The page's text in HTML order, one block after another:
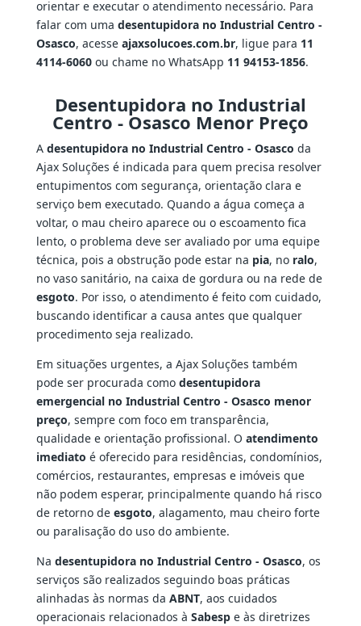
orientar e executar o atendimento necessário. Para
falar com uma desentupidora no Industrial Centro -
Osasco, acesse ajaxsolucoes.com.br, ligue para 11
4114-6060ou chame no WhatsApp 11 94153-1856.
Desentupidora no Industrial
Centro - Osasco Menor Preço
A desentupidora no Industrial Centro - Osasco da
Ajax Soluções é indicada para quem precisa resolver
entupimentos com segurança, orientação clara e
serviço bem executado. Quando a água começa a
voltar, o mau cheiro aparece ou o escoamento fica
lento, o problema deve ser avaliado por uma equipe
técnica, pois a obstrução pode estar na pia, no ralo,
no vaso sanitário, na caixa de gordura ou na rede de
esgoto. Por isso, o atendimento é feito com cuidado,
buscando identificar a causa antes que qualquer
procedimento seja realizado.
Em situações urgentes, a Ajax Soluções também
pode ser procurada como desentupidora
emergencial no Industrial Centro - Osasco menor
preço, sempre com foco em transparência,
qualidade e orientação profissional. O atendimento
imediato é oferecido para residências, condomínios,
comércios, restaurantes, empresas e imóveis que
não podem esperar, principalmente quando há risco
de retorno de esgoto, alagamento, mau cheiro forte
ou paralisação do uso do ambiente.
Na desentupidora no Industrial Centro - Osasco, os
serviços são realizados seguindo boas práticas
alinhadas às normas da ABNT, aos cuidados
operacionais relacionados à Sabespe às diretrizes